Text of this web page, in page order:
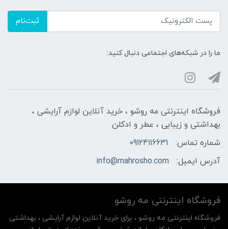
ثبت‌نام
ما را در شبکه‌های اجتماعی دنبال کنید:
فروشگاه اینترنتی مه‌ رو‌شو ، خرید آنلاین لوازم آرایشی ،
بهداشتی و زیبایی ، عطر و ادکلن
شماره تماس:
09124116631
آدرس ایمیل:
info@mahrosho.com
فروشگاه اینترنتی مه‌ رو‌شو
فروشگاه اینترنتی مه‌ رو‌شو ، برای خرید آنلاین لوازم آرایشی ، بهداشتی